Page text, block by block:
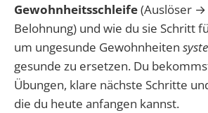
Gewohnheitsschleife(Auslöser
Belohnung) und wie du sie Schritt
um ungesunde Gewohnheiten
gesunde zu ersetzen. Du
Übungen, klare nächste Schritte
die du heute anfangen kannst.